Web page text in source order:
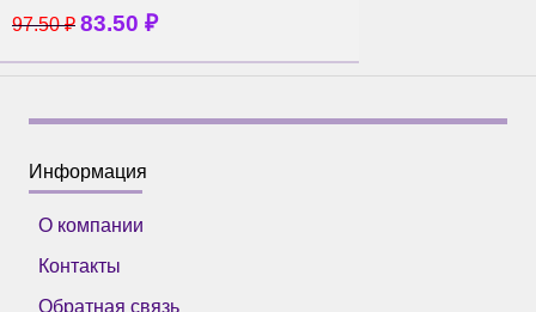
97.50₽ 83.50 ₽
Информация
О компании
Контакты
Обратная связь